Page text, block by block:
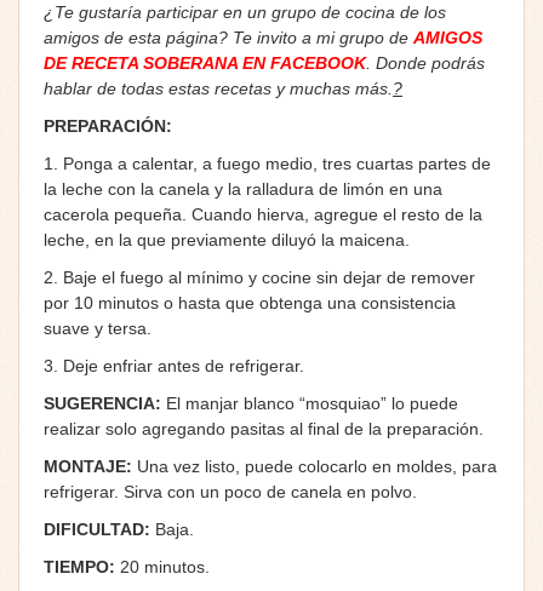
¿Te gustaría participar en un grupo de cocina de los
amigos de esta página? Te invito a mi grupo de AMIGOS
DE RECETA SOBERANA EN FACEBOOK. Donde podrás
hablar de todas estas recetas y muchas más. ?
PREPARACIÓN:
1. Ponga a calentar, a fuego medio, tres cuartas partes de
la leche con la canela y la ralladura de limón en una
cacerola pequeña. Cuando hierva, agregue el resto de la
leche, en la que previamente diluyó la maicena.
2. Baje el fuego al mínimo y cocine sin dejar de remover
por 10 minutos o hasta que obtenga una consistencia
suave y tersa.
3. Deje enfriar antes de refrigerar.
SUGERENCIA: El manjar blanco “mosquiao” lo puede
realizar solo agregando pasitas al final de la preparación.
MONTAJE: Una vez listo, puede colocarlo en moldes, para
refrigerar. Sirva con un poco de canela en polvo.
DIFICULTAD: Baja.
TIEMPO: 20 minutos.